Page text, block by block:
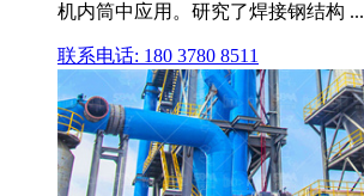
机内筒中应用。研究了焊接钢结构 ...
联系电话: 180 3780 8511